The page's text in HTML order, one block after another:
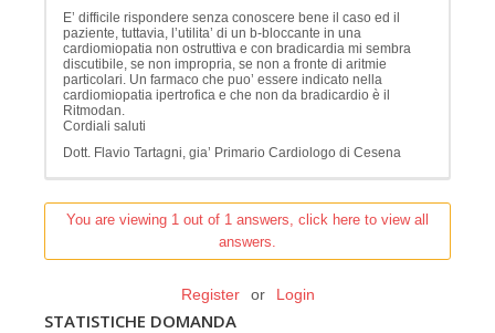
E’ difficile rispondere senza conoscere bene il caso ed il
paziente, tuttavia, l’utilita’ di un b-bloccante in una
cardiomiopatia non ostruttiva e con bradicardia mi sembra
discutibile, se non impropria, se non a fronte di aritmie
particolari. Un farmaco che puo’ essere indicato nella
cardiomiopatia ipertrofica e che non da bradicardio è il
Ritmodan.
Cordiali saluti
Dott. Flavio Tartagni, gia’ Primario Cardiologo di Cesena
You are viewing 1 out of 1 answers, click here to view all
answers.
Register or Login
STATISTICHE DOMANDA